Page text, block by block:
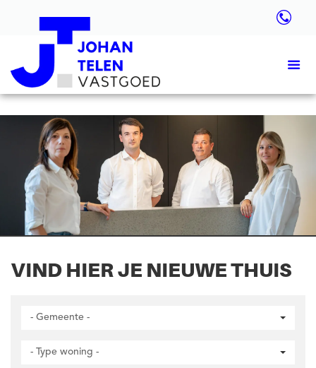
VIND HIER JE NIEUWE THUIS
- Gemeente -
- Type woning -